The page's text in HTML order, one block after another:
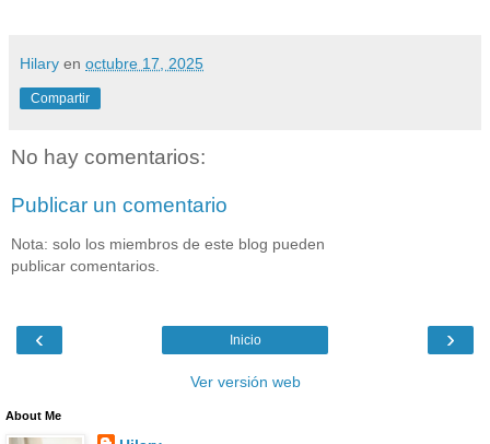
Hilary en octubre 17, 2025
Compartir
No hay comentarios:
Publicar un comentario
Nota: solo los miembros de este blog pueden
publicar comentarios.
‹ ›
Inicio
Ver versión web
About Me